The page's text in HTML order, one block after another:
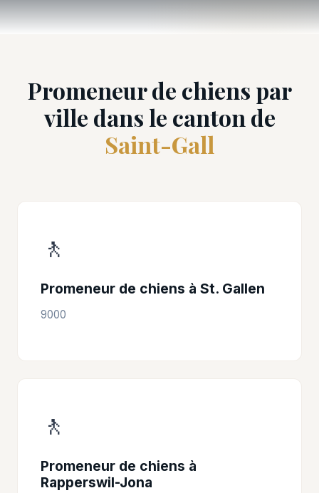
Promeneur de chiens par
ville dans le canton de
Saint-Gall
🚶
Promeneur de chiens à St. Gallen
9000
🚶
Promeneur de chiens à
Rapperswil-Jona